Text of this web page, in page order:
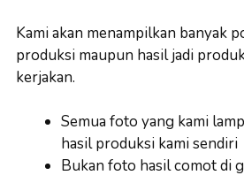
Kami akan menampilkan banyak
produksi maupun hasil jadi
kerjakan.
Semua foto yang kami
hasil produksi kami sendiri
Bukan foto hasil comot di